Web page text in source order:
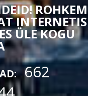
ROHKEM
INTERNETIS
ÜLE KOGU
662